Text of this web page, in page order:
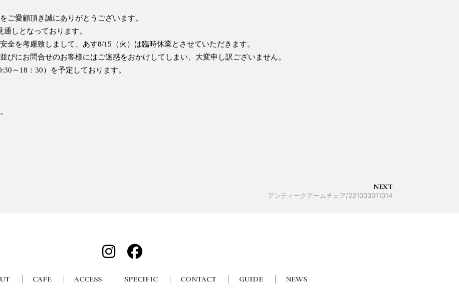
ご愛顧頂き誠にありがとうございます。
しとなっております。
全を考慮致しまして、あす8/15（火）は臨時休業とさせていただきます。
びにお問合せのお客様にはご迷惑をおかけしてしまい、大変申し訳ございません。
～18：30）を予定しております。
NEXT
アンティークアームチェア/221003011014
CAFE ACCESS SPECIFIC CONTACT GUIDE NEWS